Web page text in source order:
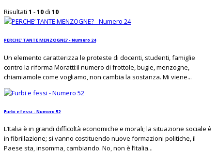
Risultati 1 -10di 10
PERCHE’ TANTE MENZOGNE? - Numero 24
Un elemento caratterizza le proteste di docenti, studenti, famiglie
contro la riforma Moratti:il numero di frottole, bugie, menzogne,
chiamiamole come vogliamo, non cambia la sostanza. Mi viene...
Furbi e fessi - Numero 52
L’Italia è in grandi difficoltà economiche e morali; la situazione sociale è
in fibrillazione; si vanno costituendo nuove formazioni politiche, il
Paese sta, insomma, cambiando. No, non è l’Italia...